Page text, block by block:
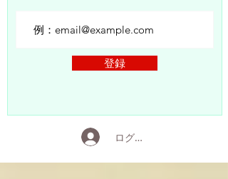
登録
ログイン